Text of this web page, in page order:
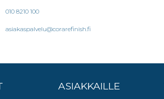
010 8210 100
asiakaspalvelu@corarefinish.fi
ASIAKKAILLE